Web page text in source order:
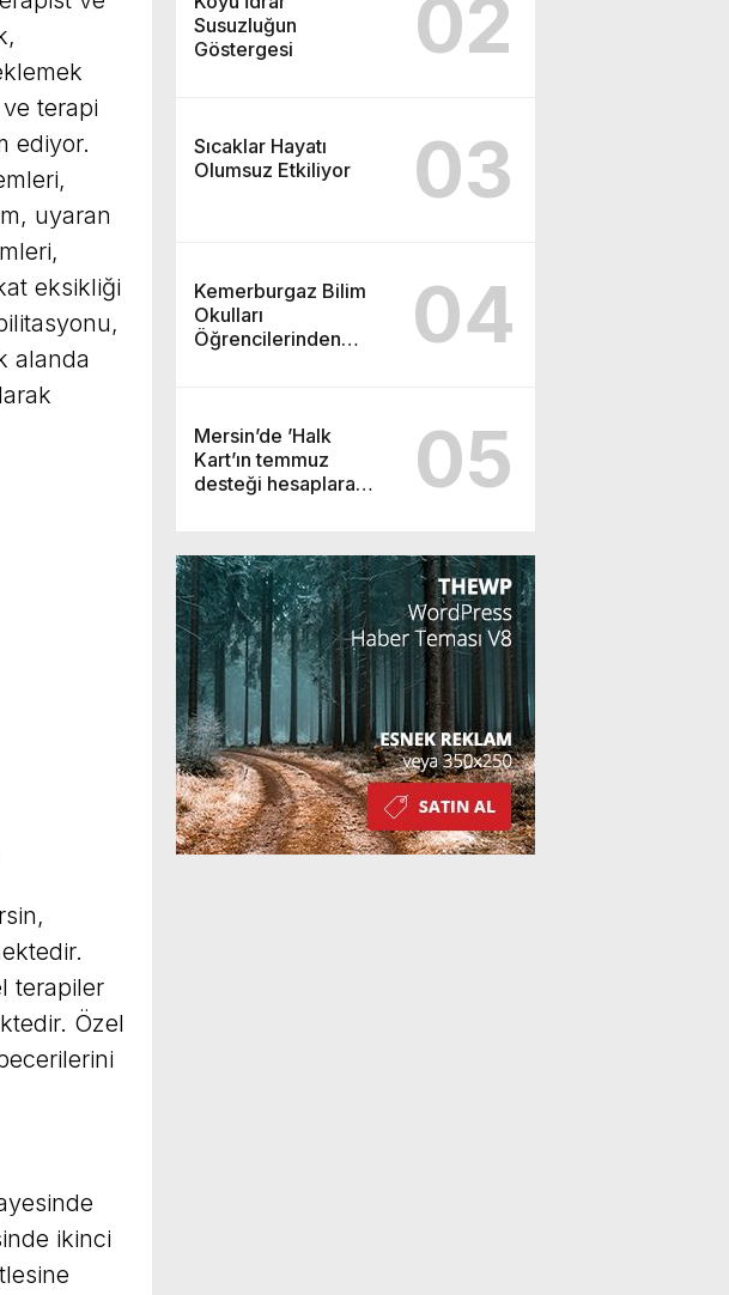
Susuzluğun
Göstergesi
02
Sıcaklar Hayatı
Olumsuz Etkiliyor
03
Kemerburgaz Bilim
Okulları
Öğrencilerinden
04
Mersin’de ’Halk
Kart’ın temmuz
desteği hesaplara
05
ve terapi
ediyor.
uyaran
eksikliği
alanda
terapiler
Özel
ikinci